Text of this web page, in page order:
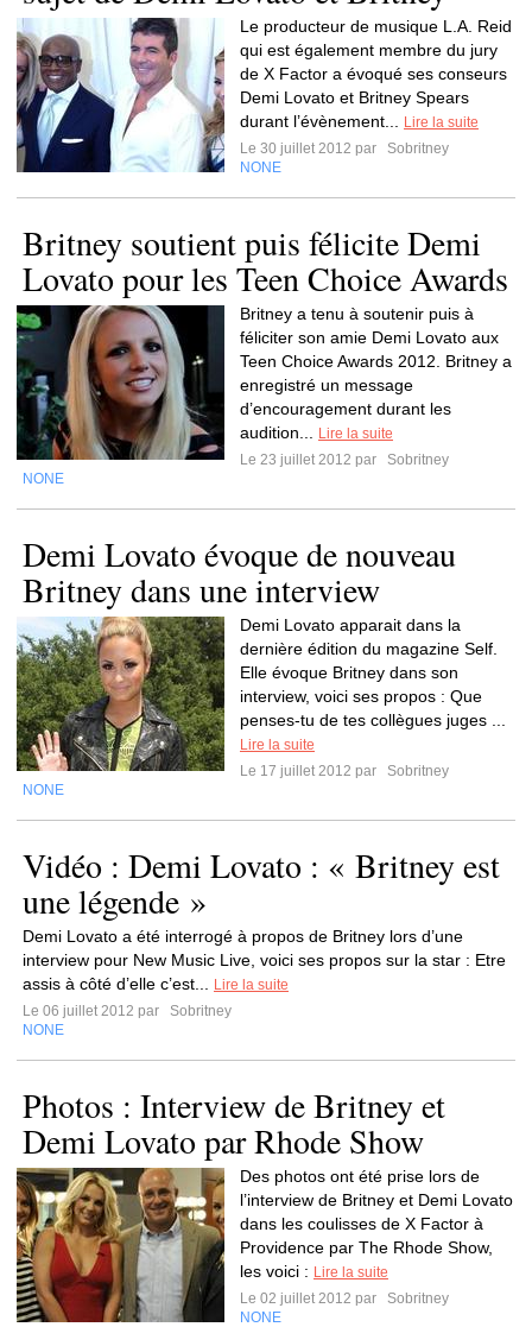
Le producteur de musique L.A. Reid
qui est également membre du jury
de X Factor a évoqué ses conseurs
Demi Lovato et Britney Spears
durant l’évènement...
Lire la suite
Le 30 juillet 2012 par
Sobritney
NONE
Britney soutient puis félicite Demi
Lovato pour les Teen Choice Awards
Britney a tenu à soutenir puis à
féliciter son amie Demi Lovato aux
Teen Choice Awards 2012. Britney a
enregistré un message
d’encouragement durant les
audition...
Lire la suite
Le 23 juillet 2012 par
Sobritney
NONE
Demi Lovato évoque de nouveau
Britney dans une interview
Demi Lovato apparait dans la
dernière édition du magazine Self.
Elle évoque Britney dans son
interview, voici ses propos : Que
penses-tu de tes collègues juges ...
Lire la suite
Le 17 juillet 2012 par
Sobritney
NONE
Vidéo : Demi Lovato : « Britney est
une légende »
Demi Lovato a été interrogé à propos de Britney lors d’une
interview pour New Music Live, voici ses propos sur la star : Etre
assis à côté d’elle c’est...
Lire la suite
Le 06 juillet 2012 par
Sobritney
NONE
Photos : Interview de Britney et
Demi Lovato par Rhode Show
Des photos ont été prise lors de
l’interview de Britney et Demi Lovato
dans les coulisses de X Factor à
Providence par The Rhode Show,
les voici : Lire la suite
Le 02 juillet 2012 par
Sobritney
NONE